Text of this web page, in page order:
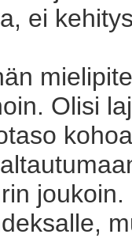
ei
Olisi